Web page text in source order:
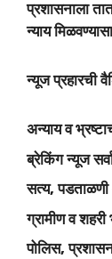
प्रशासनाला
न्याय
न्यूज प्रहारची
अन्याय व
ब्रेकिंग न्यूज
सत्य, पडताळणी
ग्रामीण व शहरी
पोलिस,